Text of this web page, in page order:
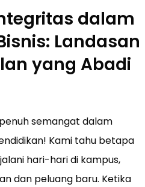
dalam
Landasan
yang Abadi
semangat dalam
Kami tahu betapa
hari-hari di kampus,
dan peluang baru. Ketika